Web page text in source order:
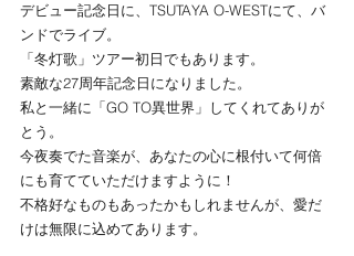
デビュー記念日に、TSUTAYA O-WESTにて、バ
ンドでライブ。
「冬灯歌」ツアー初日でもあります。
素敵な27周年記念日になりました。
私と一緒に「GO TO異世界」してくれてありが
とう。
今夜奏でた音楽が、あなたの心に根付いて何倍
にも育てていただけますように！
不格好なものもあったかもしれませんが、愛だ
けは無限に込めてあります。